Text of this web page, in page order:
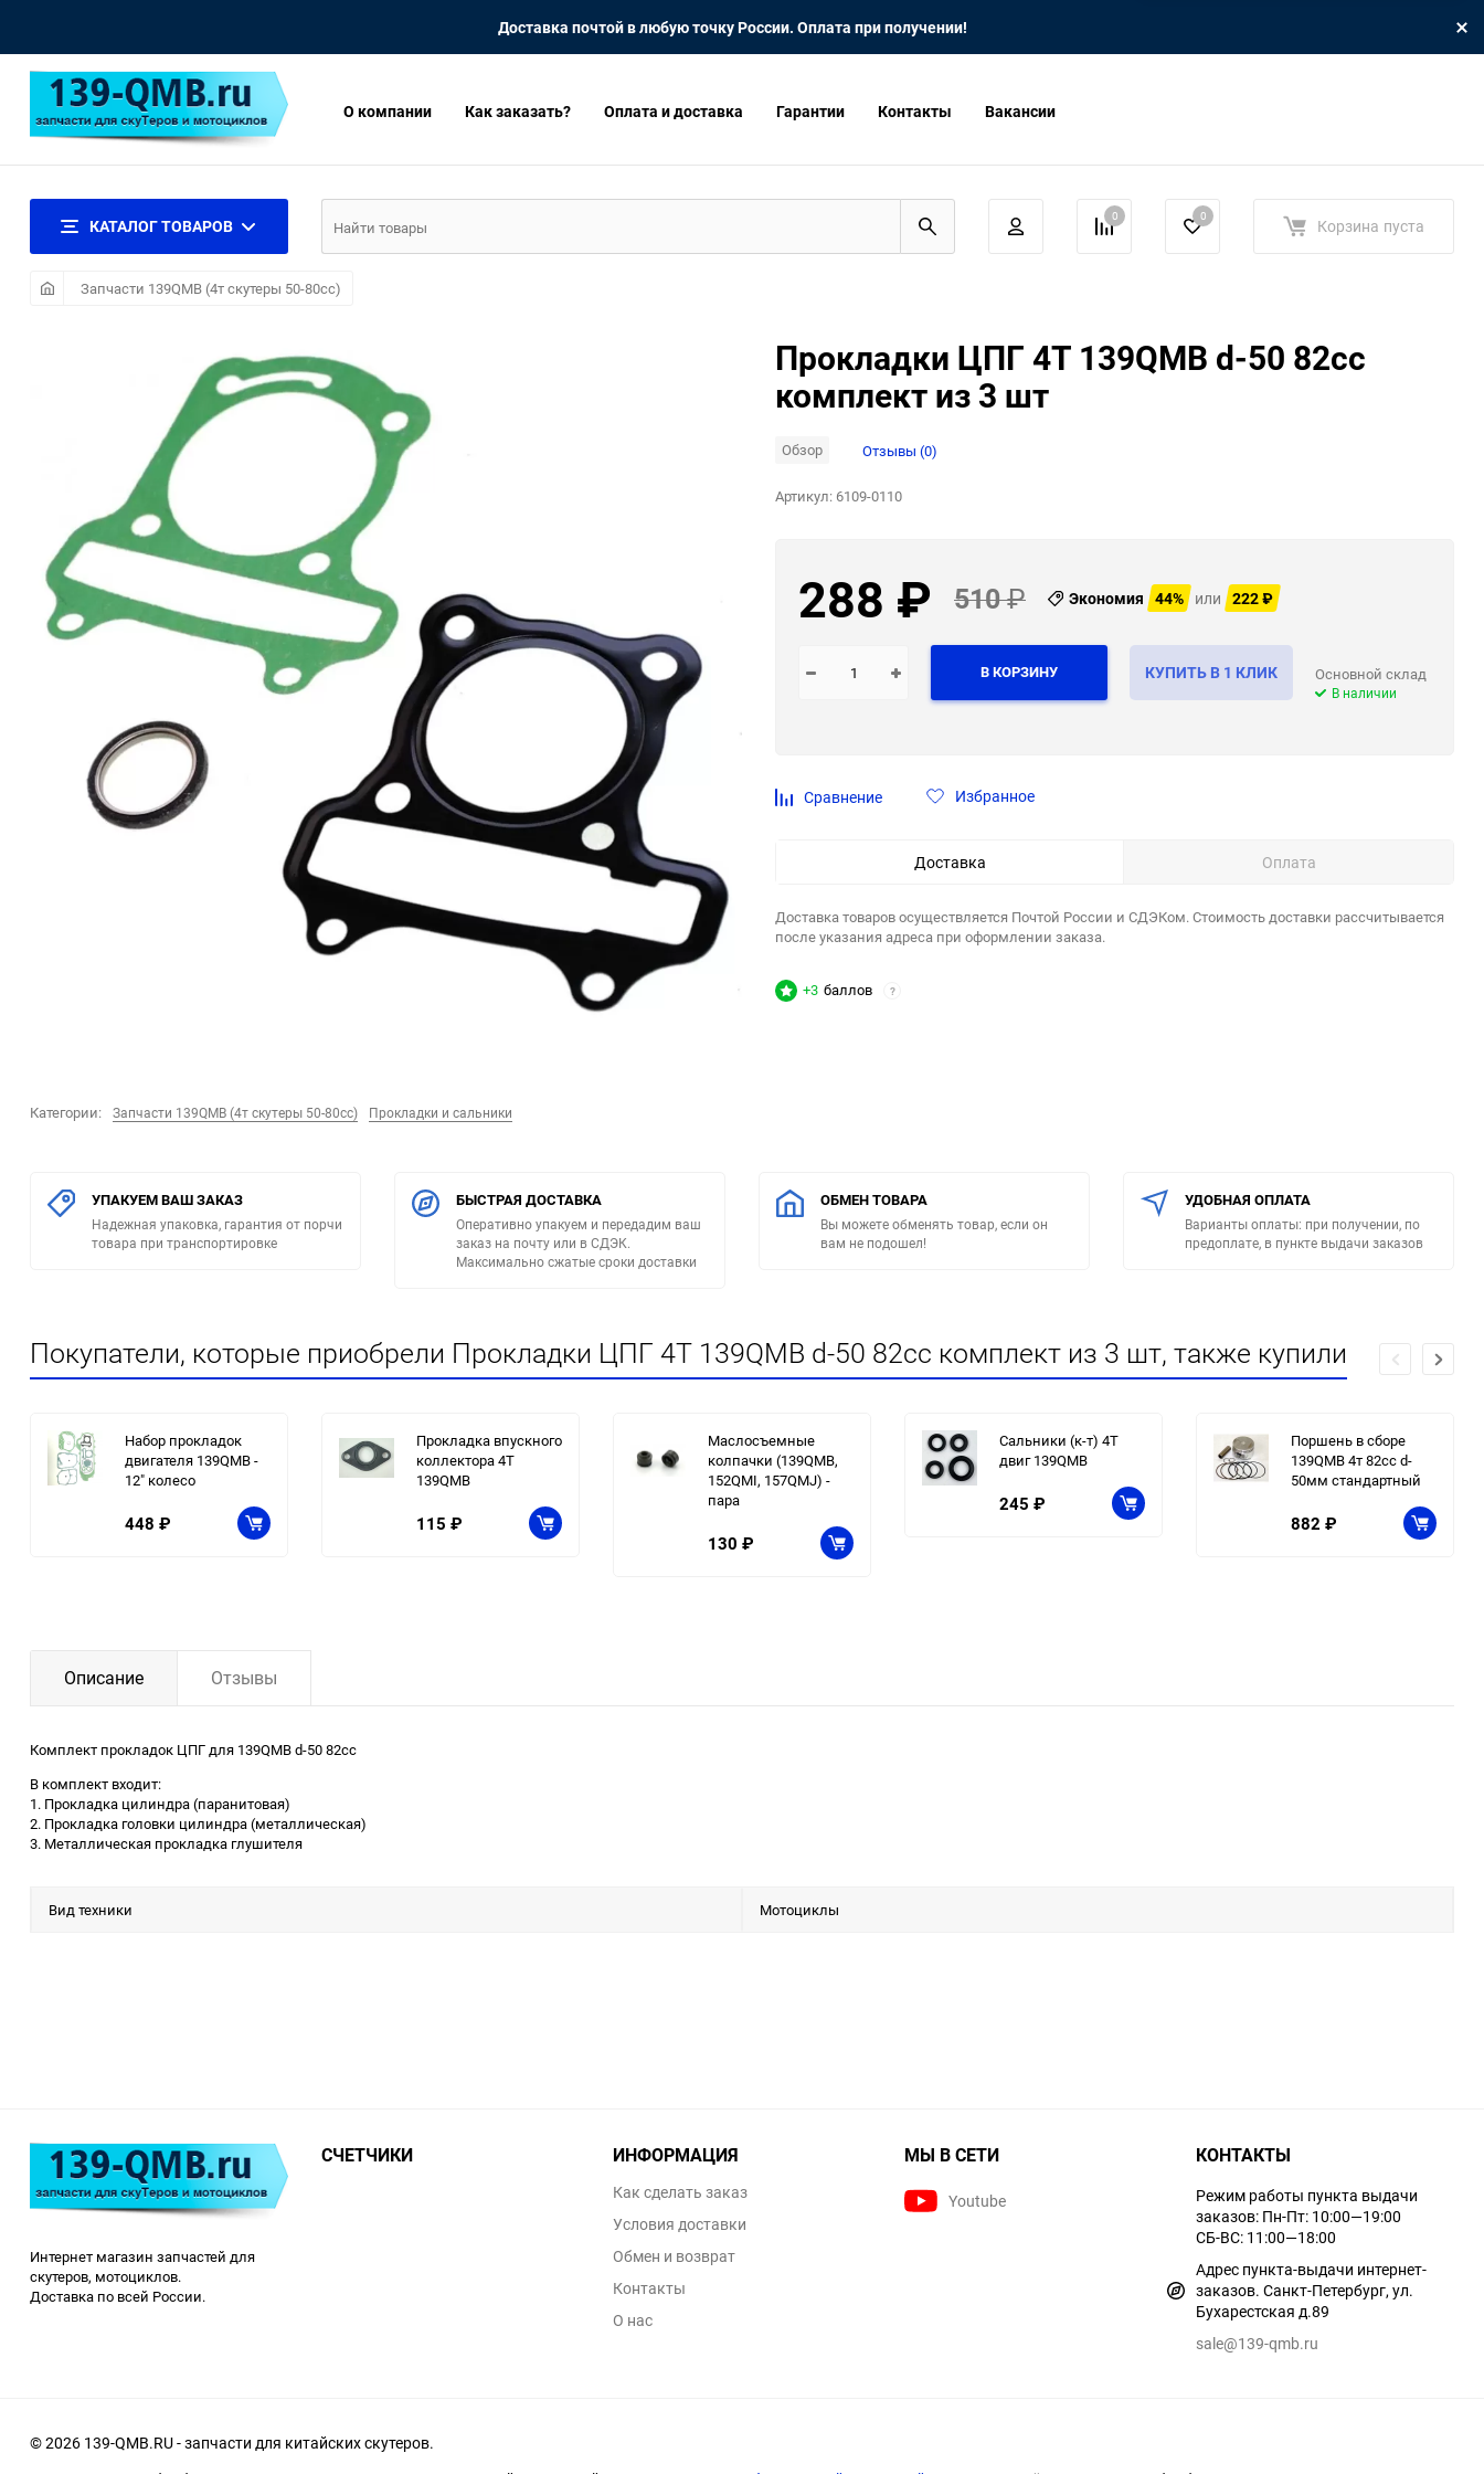
Доставка почтой в любую точку России. Оплата при получении!
О компании Как заказать? Оплата и доставка Гарантии Контакты Вакансии
КАТАЛОГ ТОВАРОВ 0 0 Корзина пуста
Запчасти 139QMB (4т скутеры 50-80сс)
Категории: Запчасти 139QMB (4т скутеры 50-80сс) Прокладки и сальники
Прокладки ЦПГ 4T 139QMB d-50 82сс
комплект из 3 шт
Обзор Отзывы (0)
Артикул: 6109-0110
288 ₽ 510₽ Экономия 44% или 222₽
В КОРЗИНУ КУПИТЬ В 1 КЛИК Основной склад
В наличии
Сравнение Избранное
Доставка Оплата
Доставка товаров осуществляется Почтой России и СДЭКом. Стоимость доставки рассчитывается
после указания адреса при оформлении заказа.
+3 баллов ?
УПАКУЕМ ВАШ ЗАКАЗ
Надежная упаковка, гарантия от порчи
товара при транспортировке
БЫСТРАЯ ДОСТАВКА
Оперативно упакуем и передадим ваш
заказ на почту или в СДЭК.
Максимально сжатые сроки доставки
ОБМЕН ТОВАРА
Вы можете обменять товар, если он
вам не подошел!
УДОБНАЯ ОПЛАТА
Варианты оплаты: при получении, по
предоплате, в пункте выдачи заказов
Покупатели, которые приобрели Прокладки ЦПГ 4T 139QMB d-50 82сс комплект из 3 шт, также купили
Набор прокладок
двигателя 139QMB -
12" колесо
448 ₽
Прокладка впускного
коллектора 4T
139QMB
115 ₽
Маслосъемные
колпачки (139QMB,
152QMI, 157QMJ) -
пара
130 ₽
Сальники (к-т) 4T
двиг 139QMB
245 ₽
Поршень в сборе
139QMB 4т 82cc d-
50мм стандартный
882 ₽
Описание Отзывы
Комплект прокладок ЦПГ для 139QMB d-50 82cc
В комплект входит:
1. Прокладка цилиндра (паранитовая)
2. Прокладка головки цилиндра (металлическая)
3. Металлическая прокладка глушителя
Вид техники Мотоциклы
Интернет магазин запчастей для
скутеров, мотоциклов.
Доставка по всей России.
СЧЕТЧИКИ ИНФОРМАЦИЯ
Как сделать заказ
Условия доставки
Обмен и возврат
Контакты
О нас
МЫ В СЕТИ
Youtube
КОНТАКТЫ
Режим работы пункта выдачи
заказов: Пн-Пт: 10:00—19:00
СБ-ВС: 11:00—18:00
Адрес пункта-выдачи интернет-
заказов. Санкт-Петербург, ул.
Бухарестская д.89
sale@139-qmb.ru
© 2026 139-QMB.RU - запчасти для китайских скутеров.